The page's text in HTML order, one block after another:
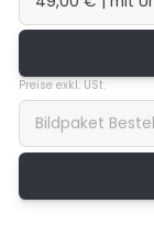
Preise exkl. USt.